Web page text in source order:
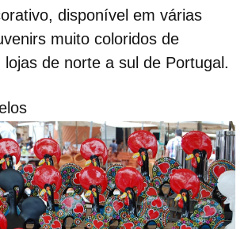
disponível em várias
muito coloridos de
de norte a sul de Portugal.